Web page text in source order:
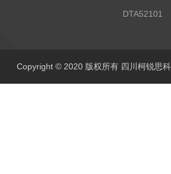
DTA52101
Copyright © 2020 版权所有 四川柯锐思